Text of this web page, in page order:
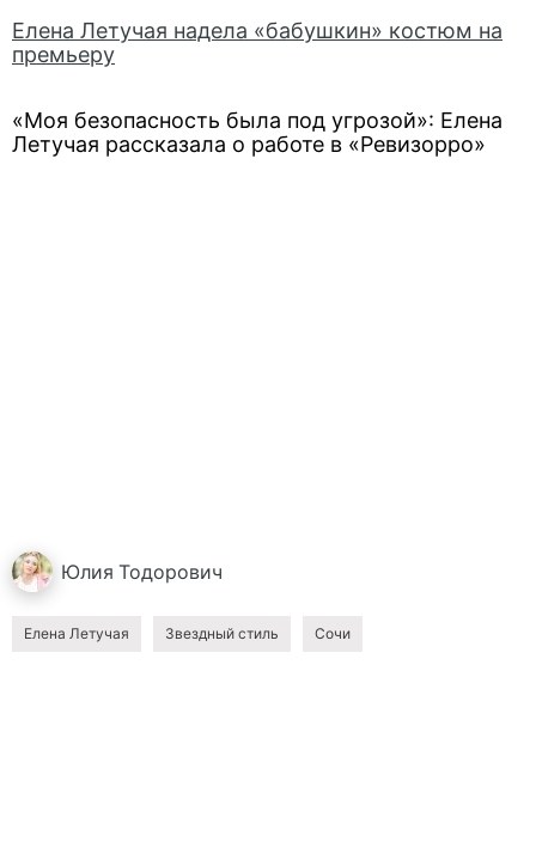
Елена Летучая надела «бабушкин» костюм на
премьеру
«Моя безопасность была под угрозой»: Елена
Летучая рассказала о работе в «Ревизорро»
Юлия Тодорович
Елена Летучая Звездный стиль Сочи